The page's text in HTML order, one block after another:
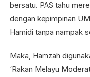
bersatu. PAS tahu
dengan kepimpinan
Hamidi tanpa nampak
Maka, Hamzah
‘Rakan Melayu